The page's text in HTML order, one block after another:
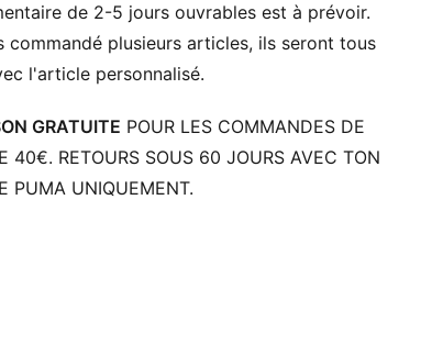
de 2-5 jours ouvrables est à prévoir.
commandé plusieurs articles, ils seront tous
l'article personnalisé.
GRATUITE POUR LES COMMANDES DE
40€. RETOURS SOUS 60 JOURS AVEC TON
PUMA UNIQUEMENT.